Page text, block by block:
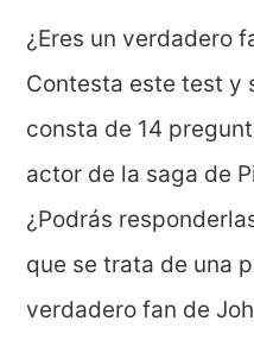
¿Eres un verdadero
Contesta este test y
consta de 14
actor de la saga de
¿Podrás
que se trata de una
verdadero fan de